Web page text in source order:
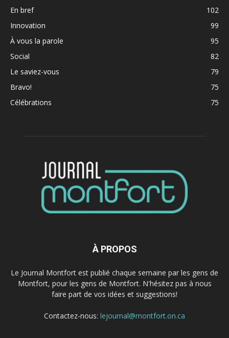
En bref
102
Innovation
99
À vous la parole
95
Social
82
Le saviez-vous
79
Bravo!
75
Célébrations
75
À PROPOS
Le Journal Montfort est publié chaque semaine par les gens de
Montfort, pour les gens de Montfort. N'hésitez pas à nous
faire part de vos idées et suggestions!
Contactez-nous: lejournal@montfort.on.ca